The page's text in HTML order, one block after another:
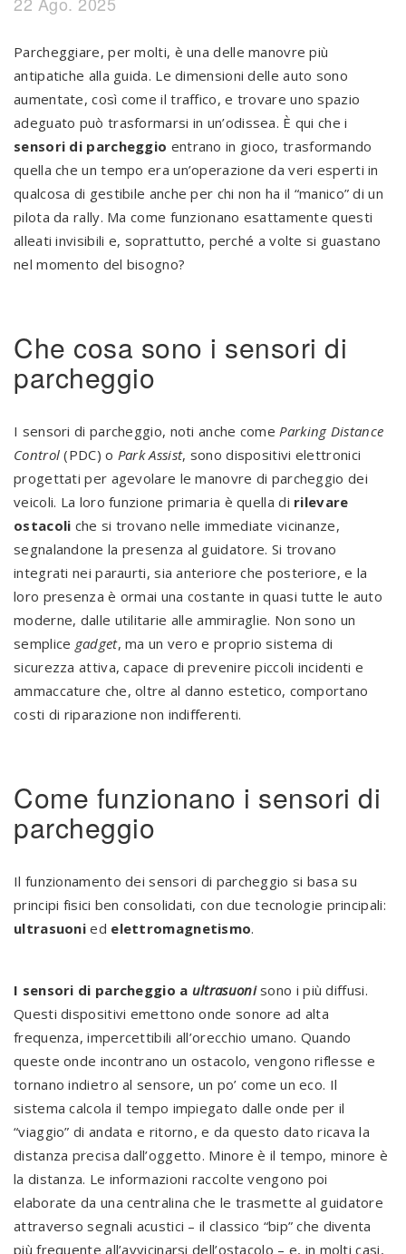
Parcheggiare, per molti, è una delle manovre più
antipatiche alla guida. Le dimensioni delle auto sono
aumentate, così come il traffico, e trovare uno spazio
adeguato può trasformarsi in un’odissea. È qui che i
sensori di parcheggio entrano in gioco, trasformando
quella che un tempo era un’operazione da veri esperti in
qualcosa di gestibile anche per chi non ha il “manico” di un
pilota da rally. Ma come funzionano esattamente questi
alleati invisibili e, soprattutto, perché a volte si guastano
nel momento del bisogno?
Che cosa sono i sensori di
parcheggio
I sensori di parcheggio, noti anche comeParking Distance
Control (PDC) o Park Assist, sono dispositivi elettronici
progettati per agevolare le manovre di parcheggio dei
veicoli. La loro funzione primaria è quella di rilevare
ostacoli che si trovano nelle immediate vicinanze,
segnalandone la presenza al guidatore. Si trovano
integrati nei paraurti, sia anteriore che posteriore, e la
loro presenza è ormai una costante in quasi tutte le auto
moderne, dalle utilitarie alle ammiraglie. Non sono un
semplice gadget, ma un vero e proprio sistema di
sicurezza attiva, capace di prevenire piccoli incidenti e
ammaccature che, oltre al danno estetico, comportano
costi di riparazione non indifferenti.
Come funzionano i sensori di
parcheggio
Il funzionamento dei sensori di parcheggio si basa su
principi fisici ben consolidati, con due tecnologie principali:
ultrasuoni ed elettromagnetismo.
I sensori di parcheggio a ultrasuoni sono i più diffusi.
Questi dispositivi emettono onde sonore ad alta
frequenza, impercettibili all’orecchio umano. Quando
queste onde incontrano un ostacolo, vengono riflesse e
tornano indietro al sensore, un po’ come un eco. Il
sistema calcola il tempo impiegato dalle onde per il
“viaggio” di andata e ritorno, e da questo dato ricava la
distanza precisa dall’oggetto. Minore è il tempo, minore è
la distanza. Le informazioni raccolte vengono poi
elaborate da una centralina che le trasmette al guidatore
attraverso segnali acustici – il classico “bip” che diventa
più frequente all’avvicinarsi dell’ostacolo – e, in molti casi,